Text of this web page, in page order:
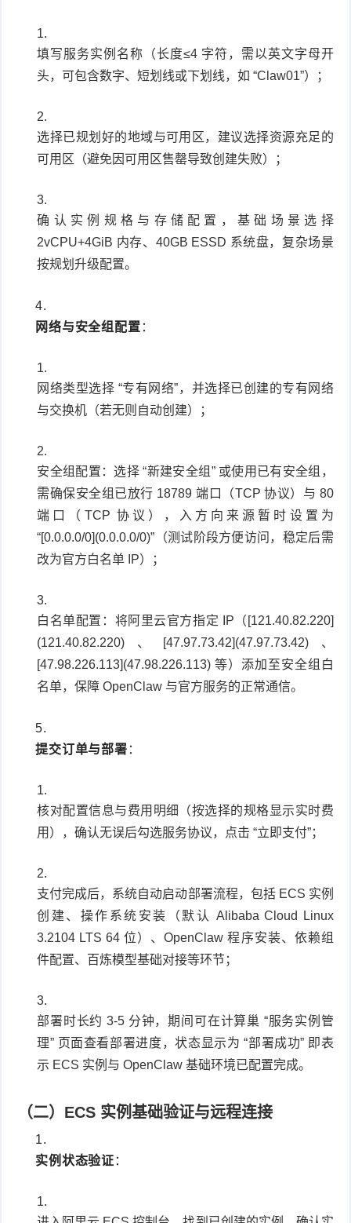
填写服务实例名称（长度≤4 字符，需以英文字母开
头，可包含数字、短划线或下划线，如 “Claw01”）；
选择已规划好的地域与可用区，建议选择资源充足的
可用区（避免因可用区售罄导致创建失败）；
确认实例规格与存储配置，基础场景选择
2vCPU+4GiB 内存、40GB ESSD 系统盘，复杂场景
按规划升级配置。
网络与安全组配置 ：
网络类型选择 “专有网络”，并选择已创建的专有网络
与交换机（若无则自动创建）；
安全组配置：选择 “新建安全组” 或使用已有安全组，
需确保安全组已放行 18789 端口（TCP 协议）与 80
端口（TCP 协议），入方向来源暂时设置为
“[0.0.0.0/0](0.0.0.0/0)”（测试阶段方便访问，稳定后需
改为官方白名单 IP）；
白名单配置：将阿里云官方指定 IP（[121.40.82.220]
(121.40.82.220)、[47.97.73.42](47.97.73.42)、
[47.98.226.113](47.98.226.113) 等）添加至安全组白
名单，保障 OpenClaw 与官方服务的正常通信。
提交订单与部署 ：
核对配置信息与费用明细（按选择的规格显示实时费
用），确认无误后勾选服务协议，点击 “立即支付”；
支付完成后，系统自动启动部署流程，包括 ECS 实例
创建、操作系统安装（默认 Alibaba Cloud Linux
3.2104 LTS 64 位）、OpenClaw 程序安装、依赖组
件配置、百炼模型基础对接等环节；
部署时长约 3-5 分钟，期间可在计算巢 “服务实例管
理” 页面查看部署进度，状态显示为 “部署成功” 即表
示 ECS 实例与 OpenClaw 基础环境已配置完成。
（二）ECS 实例基础验证与远程连接
实例状态验证 ：